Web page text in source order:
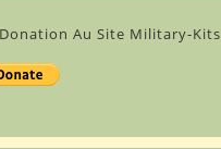
Donation Au Site Military-Kits